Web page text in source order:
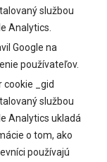
službou
Analytics.
Google na
používateľov.
cookie _gid
službou
Analytics ukladá
o tom, ako
používajú